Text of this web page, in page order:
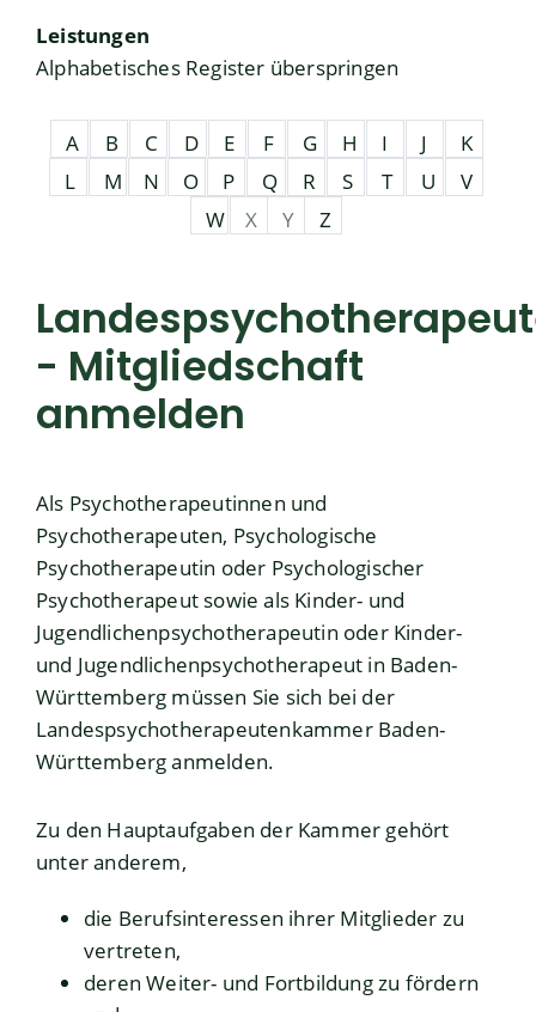
Leistungen
Alphabetisches Register überspringen
A B C D E F G H I J
K
L
M N O P Q R S T U
V
W
X Y Z
- Mitgliedschaft
anmelden
Als Psychotherapeutinnen und
Psychotherapeuten, Psychologische
Psychotherapeutin oder Psychologischer
Psychotherapeut sowie als Kinder- und
Jugendlichenpsychotherapeutin oder Kinder-
und Jugendlichenpsychotherapeut in Baden-
Württemberg müssen Sie sich bei der
Landespsychotherapeutenkammer Baden-
Württemberg anmelden.
Zu den Hauptaufgaben der Kammer gehört
unter anderem,
die Berufsinteressen ihrer Mitglieder zu
vertreten,
deren Weiter- und Fortbildung zu fördern